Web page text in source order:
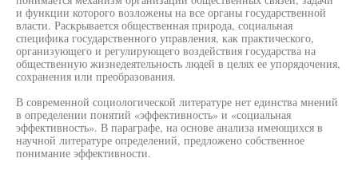
и функции которого возложены на все органы государственной
власти. Раскрывается общественная природа, социальная
специфика государственного управления, как практического,
организующего и регулирующего воздействия государства на
общественную жизнедеятельность людей в целях ее упорядочения,
сохранения или преобразования.
В современной социологической литературе нет единства мнений
в определении понятий «эффективность» и «социальная
эффективность». В параграфе, на основе анализа имеющихся в
научной литературе определений, предложено собственное
понимание эффективности.